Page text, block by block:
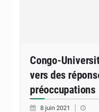
Congo-
vers des
préoccupations
8 juin 2021